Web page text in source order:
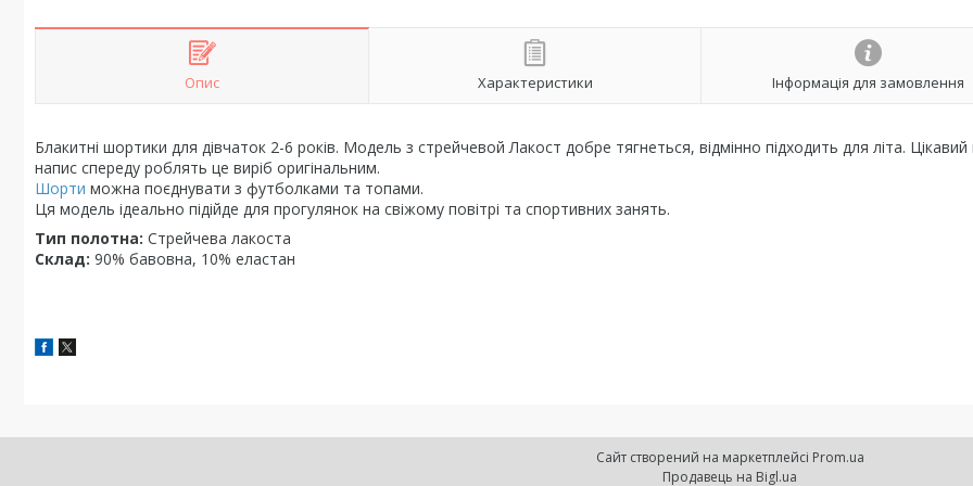
Опис Характеристики Інформація для замовлення
Блакитні шортики для дівчаток 2-6 років. Модель з стрейчевой Лакост добре тягнеться, відмінно підходить для літа. Цікавий
напис спереду роблять це виріб оригінальним.
Шорти можна поєднувати з футболками та топами.
Ця модель ідеально підійде для прогулянок на свіжому повітрі та спортивних занять.
Тип полотна: Стрейчева лакоста
Склад: 90% бавовна, 10% еластан
Сайт створений на маркетплейсі Prom.ua
Продавець на Bigl.ua